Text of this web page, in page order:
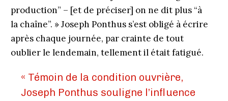
production” – [et de préciser] on ne dit plus “à
la chaîne”. » Joseph Ponthus s’est obligé à écrire
après chaque journée, par crainte de tout
oublier le lendemain, tellement il était fatigué.
« Témoin de la condition ouvrière,
Joseph Ponthus souligne l’influence